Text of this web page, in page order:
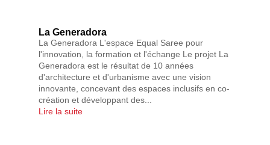
La Generadora
La Generadora L'espace Equal Saree pour
l'innovation, la formation et l'échange Le projet La
Generadora est le résultat de 10 années
d'architecture et d'urbanisme avec une vision
innovante, concevant des espaces inclusifs en co-
création et développant des...
Lire la suite